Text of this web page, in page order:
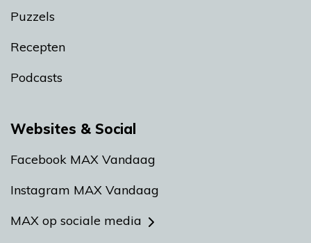
Puzzels
Recepten
Podcasts
Websites & Social
Facebook MAX Vandaag
Instagram MAX Vandaag
MAX op sociale media